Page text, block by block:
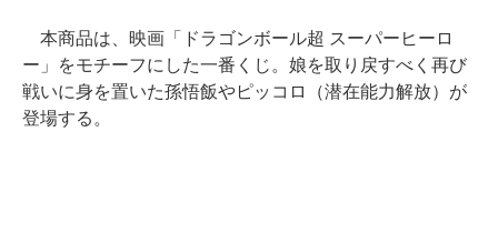
本商品は、映画「ドラゴンボール超 スーパーヒーロ
ー」をモチーフにした一番くじ。娘を取り戻すべく再び
戦いに身を置いた孫悟飯やピッコロ（潜在能力解放）が
登場する。